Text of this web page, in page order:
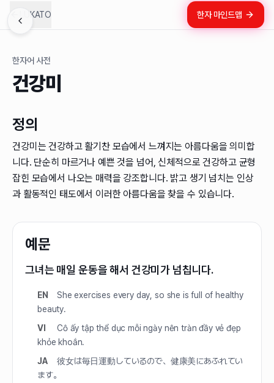
LUKATO 한자 마인드맵
한자어 사전
건강미
정의
건강미는 건강하고 활기찬 모습에서 느껴지는 아름다움을 의미합
니다. 단순히 마르거나 예쁜 것을 넘어, 신체적으로 건강하고 균형
잡힌 모습에서 나오는 매력을 강조합니다. 밝고 생기 넘치는 인상
과 활동적인 태도에서 이러한 아름다움을 찾을 수 있습니다.
예문
그녀는 매일 운동을 해서 건강미가 넘칩니다.
EN
She exercises every day, so she is full of healthy
beauty.
VI
Cô ấy tập thể dục mỗi ngày nên tràn đầy vẻ đẹp
khỏe khoắn.
JA
彼女は毎日運動しているので、健康美にあふれてい
ます。